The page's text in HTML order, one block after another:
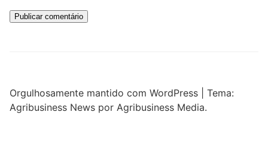
Orgulhosamente mantido com WordPress
Tema:
Agribusiness News por Agribusiness Media.